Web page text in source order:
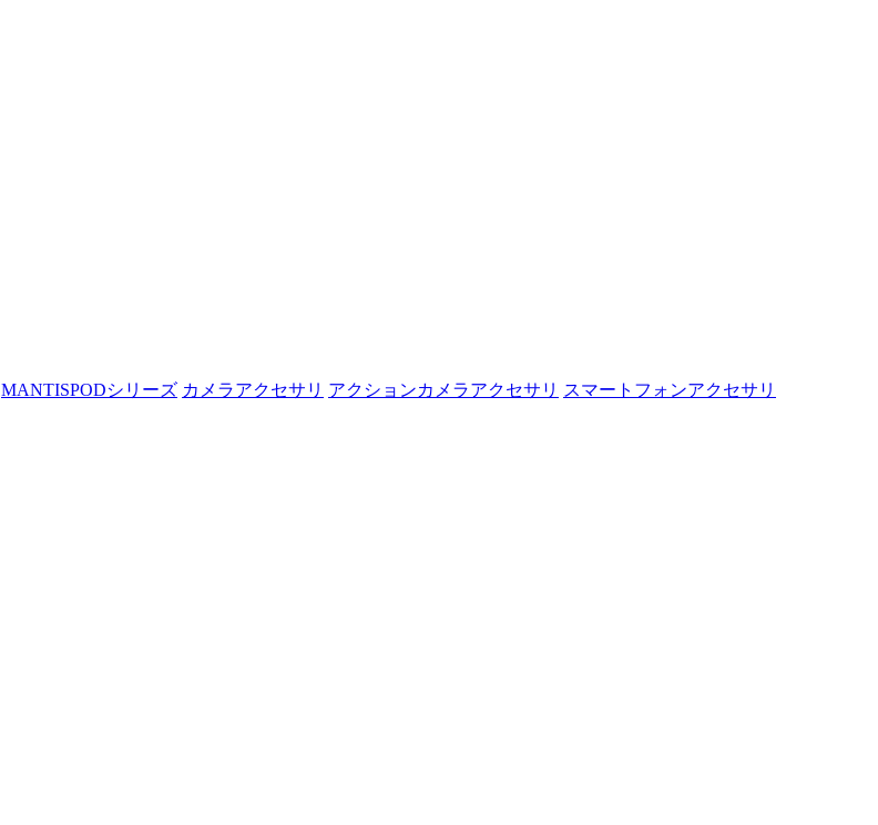
MANTISPODシリーズ カメラアクセサリ アクションカメラアクセサリ スマートフォンアクセサリ